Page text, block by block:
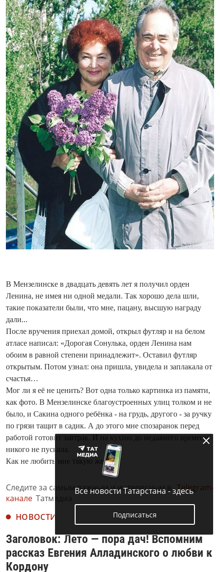
В Мензелинске в двадцать девять лет я получил орден
Ленина, не имея ни одной медали. Так хорошо дела шли,
такие по­казатели были, что мне, пацану, высшую награду
дали...
После вручения при­ехал домой, открыл футляр и на белом
атласе написал: «Дорогая Сонулька, орден Ленина нам
обоим в равной степени принадлежит». Оставил футляр
открытым. Потом узнал: она пришла, увидела и заплакала от
счастья…
Мог ли я её не ценить? Вот одна только картинка из памяти,
как фото. В Мензе­линске благоустроенных улиц толком и не
было, и Сакина одного ребёнка - на грудь, другого - за ручку
по грязи та­щит в садик. А до этого мне спозара­нок перед
работой готовит завтрак. И на кухню до недавнего времени
никого не пускала.
Как не любить мне такую жену?
Следите за самым важным и интересным в Telegram-
канале Татмедиа
НОВОСТИ
Заголовок: Лето — пора дач! Вспомним
рассказ Евгения Алладинского о любви к
Кордону
Все новости Татарстана - здесь
Подписаться